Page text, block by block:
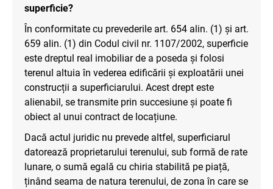
superficie?
În conformitate cu prevederile art. 654 alin. (1) și art.
659 alin. (1) din Codul civil nr. 1107/2002, superficie
este dreptul real imobiliar de a poseda și folosi
terenul altuia în vederea edificării și exploatării unei
construcții a superficiarului. Acest drept este
alienabil, se transmite prin succesiune și poate fi
obiect al unui contract de locațiune.
Dacă actul juridic nu prevede altfel, superficiarul
datorează proprietarului terenului, sub formă de rate
lunare, o sumă egală cu chiria stabilită pe piață,
ținând seama de natura terenului, de zona în care se